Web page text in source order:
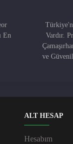
En
Vardır.
ve
ALT HESAP
Hesabım